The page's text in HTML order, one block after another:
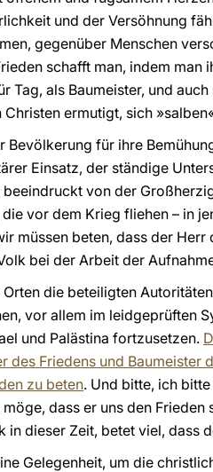
und der Versöhnung
gegenüber Menschen
schafft man, indem man
Tag, als Baumeister, und
ermutigt, sich
Bevölkerung für ihre
Einsatz, der ständige
von der
vor dem Krieg fliehen – in
müssen beten, dass der
bei der Arbeit der
die beteiligten
vor allem im leidgeprüften
und Palästina fortzusetzen.
des Friedens und Baumeister
zu beten. Und bitte, ich
dass er uns den
in dieser Zeit, betet viel, dass
Gelegenheit, um die